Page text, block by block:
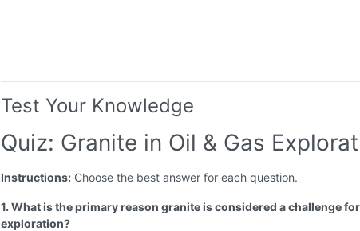
Test Your Knowledge
Quiz: Granite in Oil & Gas
Instructions: Choose the best answer for each question.
1. What is the primary reason granite is considered a challenge
exploration?